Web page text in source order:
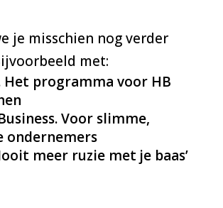
je misschien nog verder
met:
Het programma voor HB
Voor slimme,
ondernemers
meer ruzie met je baas’